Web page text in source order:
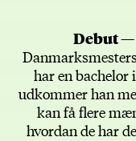
Debut —
har en
udkommer han
kan få flere
hvordan de har